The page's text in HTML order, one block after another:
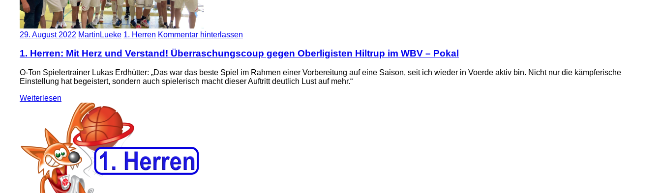
29. August 2022 MartinLueke 1. Herren Kommentar hinterlassen
1. Herren: Mit Herz und Verstand! Überraschungscoup gegen Oberligisten Hiltrup im WBV – Pokal
O-Ton Spielertrainer Lukas Erdhütter: „Das war das beste Spiel im Rahmen einer Vorbereitung auf eine Saison, seit ich wieder in Voerde aktiv bin. Nicht nur die kämpferische
Einstellung hat begeistert, sondern auch spielerisch macht dieser Auftritt deutlich Lust auf mehr.“
Weiterlesen